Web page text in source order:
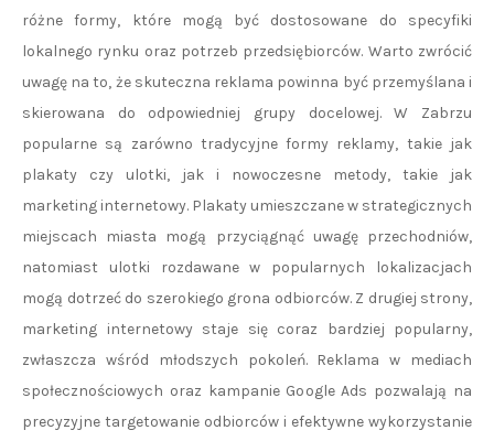
różne formy, które mogą być dostosowane do specyfiki
lokalnego rynku oraz potrzeb przedsiębiorców. Warto zwrócić
uwagę na to, że skuteczna reklama powinna być przemyślana i
skierowana do odpowiedniej grupy docelowej. W Zabrzu
popularne są zarówno tradycyjne formy reklamy, takie jak
plakaty czy ulotki, jak i nowoczesne metody, takie jak
marketing internetowy. Plakaty umieszczane w strategicznych
miejscach miasta mogą przyciągnąć uwagę przechodniów,
natomiast ulotki rozdawane w popularnych lokalizacjach
mogą dotrzeć do szerokiego grona odbiorców. Z drugiej strony,
marketing internetowy staje się coraz bardziej popularny,
zwłaszcza wśród młodszych pokoleń. Reklama w mediach
społecznościowych oraz kampanie Google Ads pozwalają na
precyzyjne targetowanie odbiorców i efektywne wykorzystanie